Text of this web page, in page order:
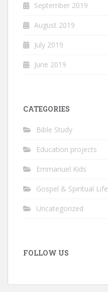
September 2019
August 2019
July 2019
June 2019
CATEGORIES
Bible Study
Education projects
Emmanuel Kids
Gospel & Spiritual Life
Uncategorized
FOLLOW US